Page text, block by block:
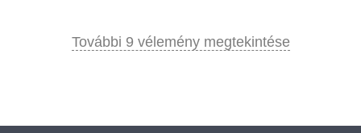
További 9 vélemény megtekintése